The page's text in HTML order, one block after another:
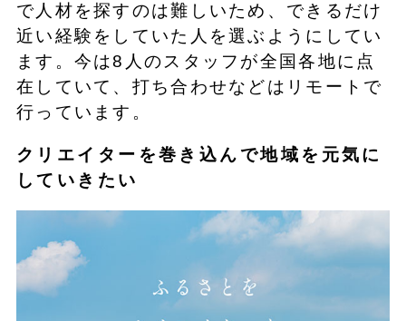
で人材を探すのは難しいため、できるだけ
近い経験をしていた人を選ぶようにしてい
ます。今は8人のスタッフが全国各地に点
在していて、打ち合わせなどはリモートで
行っています。
クリエイターを巻き込んで地域を元気に
していきたい